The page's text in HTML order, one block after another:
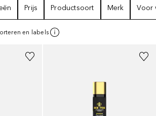
Prijs Productsoort Merk Voor
en labels